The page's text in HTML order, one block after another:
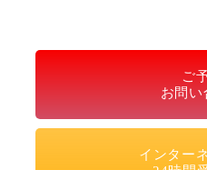
ご
お問
インター